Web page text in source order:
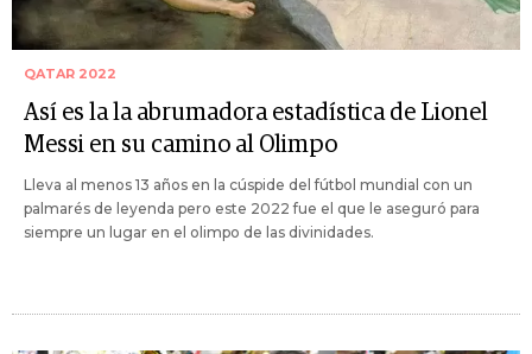
QATAR 2022
Así es la la abrumadora estadística de Lionel
Messi en su camino al Olimpo
Lleva al menos 13 años en la cúspide del fútbol mundial con un
palmarés de leyenda pero este 2022 fue el que le aseguró para
siempre un lugar en el olimpo de las divinidades.